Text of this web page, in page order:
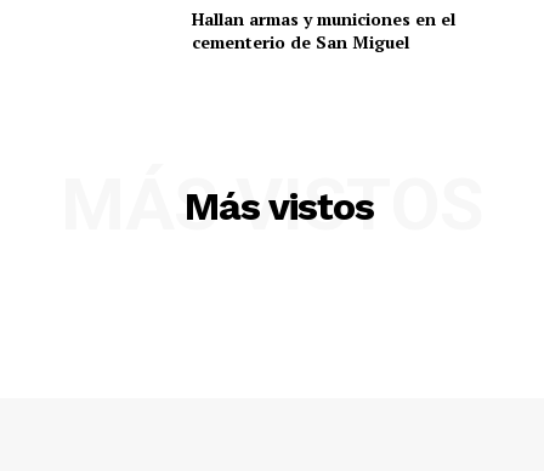
SUSCRIBETE
Hallan armas y municiones en el
cementerio de San Miguel
Más vistos
MÁS VISTOS